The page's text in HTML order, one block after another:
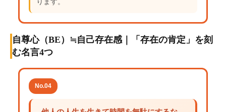
ります。
自尊心（BE）≒自己存在感｜「存在の肯定」を刻
む名言4つ
No.04